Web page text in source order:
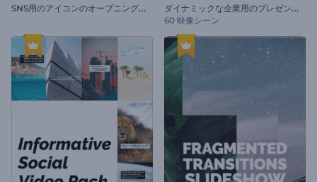
S
NS用のアイコンのオープニング動画 ダ
イナミックな企業用のプレゼンテーション
60 映像シーン